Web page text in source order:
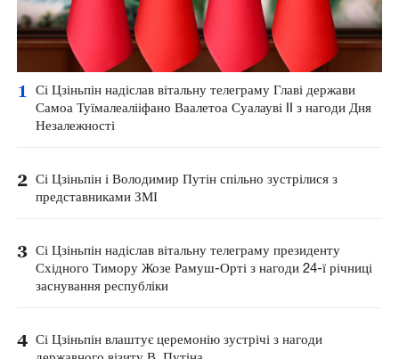
1
Сі Цзіньпін надіслав вітальну телеграму Главі держави
Самоа Туїмалеалііфано Ваалетоа Суалауві II з нагоди Дня
Незалежності
2 Сі Цзіньпін і Володимир Путін спільно зустрілися з
представниками ЗМІ
3 Сі Цзіньпін надіслав вітальну телеграму президенту
Східного Тимору Жозе Рамуш-Орті з нагоди 24-ї річниці
заснування республіки
4 Сі Цзіньпін влаштує церемонію зустрічі з нагоди